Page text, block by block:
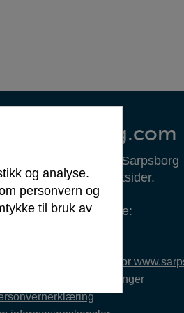
Om sarpsborg.com
er Sarpsborg
offisielle nettsider.
om sidene:
for
tilgjengelighetserklæringer
og analyse.
personvern og
til bruk av